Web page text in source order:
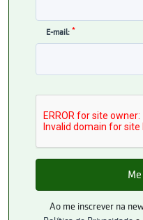
E-mail: *
Ao me inscrever na